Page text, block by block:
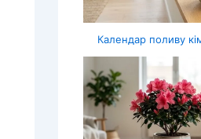
Календар поливу